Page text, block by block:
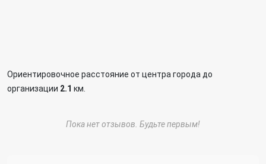
Ориентировочное расстояние от центра города до
организации 2.1 км.
Пока нет отзывов. Будьте первым!